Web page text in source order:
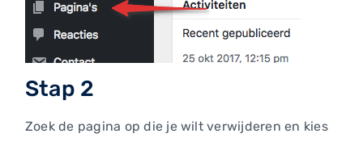
Stap 2
Zoek de pagina op die je wilt verwijderen en kies